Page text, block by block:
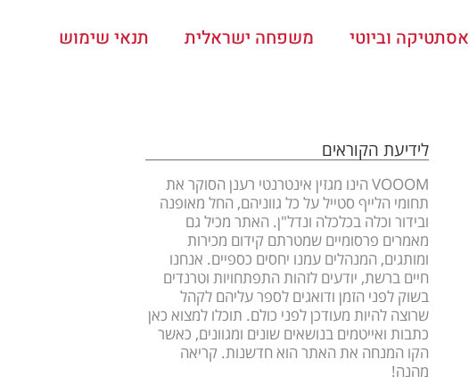
אסתטיקה וביוטי משפחה ישראלית תנאי שימוש
לידיעת הקוראים
VOOOM הינו מגזין אינטרנטי רענן הסוקר את
תחומי הלייף סטייל על כל גווניהם, החל מאופנה
ובידור וכלה בכלכלה ונדל"ן. האתר מכיל גם
מאמרים פרסומיים שמטרתם קידום מכירות
ומותגים, המנהלים עמנו יחסים כספיים. אנחנו
חיים ברשת, יודעים לזהות התפתחויות וטרנדים
בשוק לפני הזמן ודואגים לספר עליהם לקהל
שרוצה להיות מעודכן לפני כולם. תוכלו למצוא כאן
כתבות ואייטמים בנושאים שונים ומגוונים, כאשר
הקו המנחה את האתר הוא חדשנות. קריאה
מהנה!